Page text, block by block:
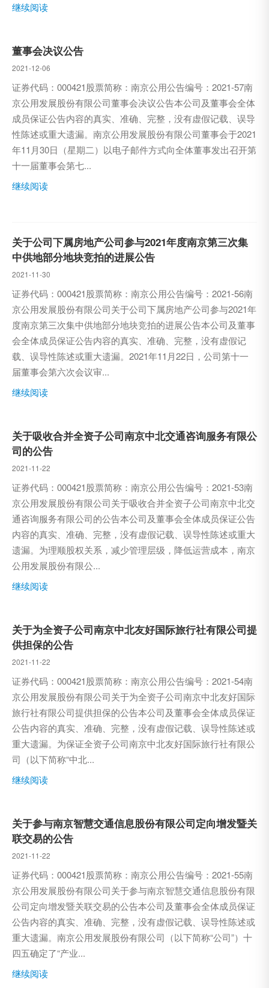
继续阅读
董事会决议公告
2021-12-06
证券代码：000421股票简称：南京公用公告编号：2021-57南
京公用发展股份有限公司董事会决议公告本公司及董事会全体
成员保证公告内容的真实、准确、完整，没有虚假记载、误导
性陈述或重大遗漏。南京公用发展股份有限公司董事会于2021
年11月30日（星期二）以电子邮件方式向全体董事发出召开第
十一届董事会第七...
继续阅读
关于公司下属房地产公司参与2021年度南京第三次集
中供地部分地块竞拍的进展公告
2021-11-30
证券代码：000421股票简称：南京公用公告编号：2021-56南
京公用发展股份有限公司关于公司下属房地产公司参与2021年
度南京第三次集中供地部分地块竞拍的进展公告本公司及董事
会全体成员保证公告内容的真实、准确、完整，没有虚假记
载、误导性陈述或重大遗漏。2021年11月22日，公司第十一
届董事会第六次会议审...
继续阅读
关于吸收合并全资子公司南京中北交通咨询服务有限公
司的公告
2021-11-22
证券代码：000421股票简称：南京公用公告编号：2021-53南
京公用发展股份有限公司关于吸收合并全资子公司南京中北交
通咨询服务有限公司的公告本公司及董事会全体成员保证公告
内容的真实、准确、完整，没有虚假记载、误导性陈述或重大
遗漏。为理顺股权关系，减少管理层级，降低运营成本，南京
公用发展股份有限公...
继续阅读
关于为全资子公司南京中北友好国际旅行社有限公司提
供担保的公告
2021-11-22
证券代码：000421股票简称：南京公用公告编号：2021-54南
京公用发展股份有限公司关于为全资子公司南京中北友好国际
旅行社有限公司提供担保的公告本公司及董事会全体成员保证
公告内容的真实、准确、完整，没有虚假记载、误导性陈述或
重大遗漏。为保证全资子公司南京中北友好国际旅行社有限公
司（以下简称“中北...
继续阅读
关于参与南京智慧交通信息股份有限公司定向增发暨关
联交易的公告
2021-11-22
证券代码：000421股票简称：南京公用公告编号：2021-55南
京公用发展股份有限公司关于参与南京智慧交通信息股份有限
公司定向增发暨关联交易的公告本公司及董事会全体成员保证
公告内容的真实、准确、完整，没有虚假记载、误导性陈述或
重大遗漏。南京公用发展股份有限公司（以下简称“公司”）十
四五确定了“产业...
继续阅读